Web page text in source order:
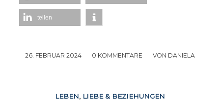
teilen
26. FEBRUAR 2024
/ 0 KOMMENTARE
/ VON DANIELA
LEBEN, LIEBE & BEZIEHUNGEN